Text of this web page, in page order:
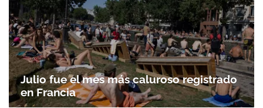
Julio fue el mes más caluroso registrado
en Francia